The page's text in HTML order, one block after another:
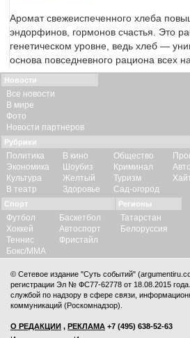
Аромат свежеиспеченного хлеба
эндорфинов, гормонов счастья. Это
генетическом уровне, ведь хлеб —
основа повседневного рациона всех
Новости
Все новости
В мире
Фото
Новости партнеров
Рубрики
Политика
Экономика
Культура
В театр
В кино
Шоубиз
Желтый
Здоровье
Общество
Криминал
Туризм
Сад-огород
Авто
Спорт
Футбол
Хоккей
Теннис
Бокс/ММА
Баскетбол
Автоспорт
Фристайл
Регионы
Татарстан
Белоруссия
© Сетевое издание "Суть событий"
регистрации Эл № ФС77-62778 от 18.08.2015
службой по надзору в сфере связи,
коммуникаций (Роскомнадзор).
О РЕДАКЦИИ , РЕКЛАМА +7 (495) 638-52-63